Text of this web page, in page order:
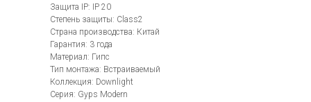
Защита IP: IP 20
Степень защиты: Class2
Страна производства: Китай
Гарантия: 3 года
Материал: Гипс
Тип монтажа: Встраиваемый
Коллекция: Downlight
Серия: Gyps Modern